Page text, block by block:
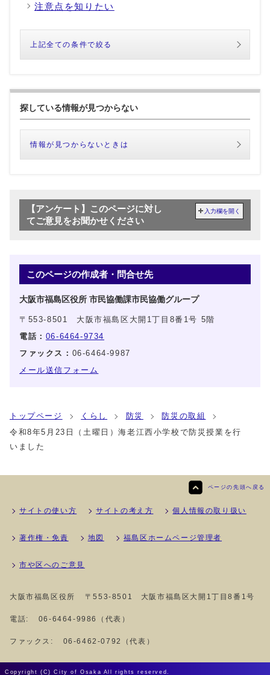
注意点を知りたい
上記全ての条件で絞る
探している情報が見つからない
情報が見つからないときは
【アンケート】このページに対し
てご意見をお聞かせください
入力欄を開く
このページの作成者・問合せ先
大阪市福島区役所 市民協働課市民協働グループ
〒553-8501 大阪市福島区大開1丁目8番1号 5階
電話： 06-6464-9734
ファックス： 06-6464-9987
メール送信フォーム
トップページ くらし 防災
防災の取組
令和8年5月23日（土曜日）海老江西小学校で防災授業を行
いました
ページの先頭へ戻る
サイトの使い方 サイトの考え方 個人情報の取り扱い
著作権・免責 地図 福島区ホームページ管理者
市や区へのご意見
大阪市福島区役所 〒553-8501 大阪市福島区大開1丁目8番1号
電話: 06-6464-9986（代表）
ファックス: 06-6462-0792（代表）
Copyright (C) City of Osaka All rights reserved.